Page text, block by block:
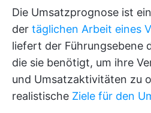
Die Umsatzprognose ist
der täglichen Arbeit eines
liefert der Führungsebene
die sie benötigt, um ihre
und Umsatzaktivitäten zu
realistische Ziele für den